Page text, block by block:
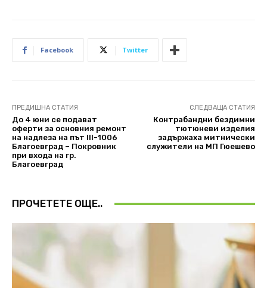
Facebook Twitter
ПРЕДИШНА СТАТИЯ
До 4 юни се подават
оферти за основния ремонт
на надлеза на път III-1006
Благоевград – Покровник
при входа на гр.
Благоевград
СЛЕДВАЩА СТАТИЯ
Контрабандни бездимни
тютюневи изделия
задържаха митнически
служители на МП Гюешево
ПРОЧЕТЕТЕ ОЩЕ..